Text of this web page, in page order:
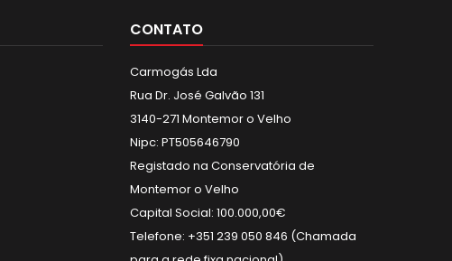
CONTATO
Carmogás Lda
Rua Dr. José Galvão 131
3140-271 Montemor o Velho
Nipc: PT505646790
Registado na Conservatória de
Montemor o Velho
Capital Social: 100.000,00€
Telefone: +351 239 050 846 (Chamada